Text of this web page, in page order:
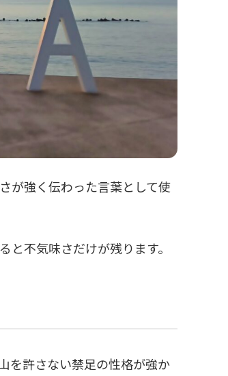
が強く伝わった言葉として使
不気味さだけが残ります。
を許さない禁足の性格が強か